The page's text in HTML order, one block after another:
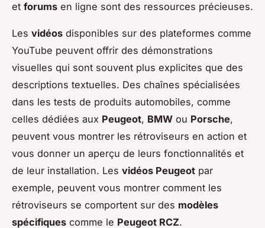
et forums en ligne sont des ressources précieuses.
Les vidéos disponibles sur des plateformes comme
YouTube peuvent offrir des démonstrations
visuelles qui sont souvent plus explicites que des
descriptions textuelles. Des chaînes spécialisées
dans les tests de produits automobiles, comme
celles dédiées aux Peugeot, BMW ou Porsche,
peuvent vous montrer les rétroviseurs en action et
vous donner un aperçu de leurs fonctionnalités et
de leur installation. Les vidéos Peugeot par
exemple, peuvent vous montrer comment les
rétroviseurs se comportent sur des modèles
spécifiques comme le Peugeot RCZ.